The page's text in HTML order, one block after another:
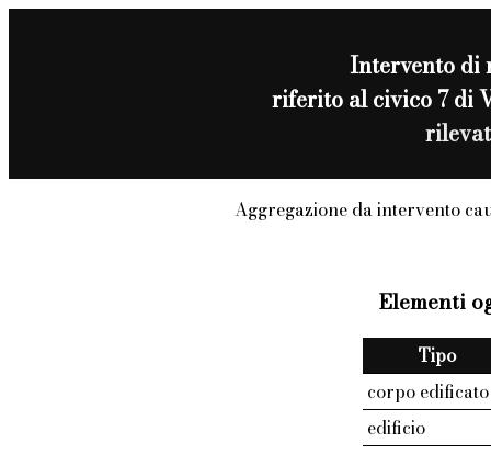
Intervento di
riferito al civico 7 di
Aggregazione da intervento
Elementi
Tipo
corpo edificato
edificio